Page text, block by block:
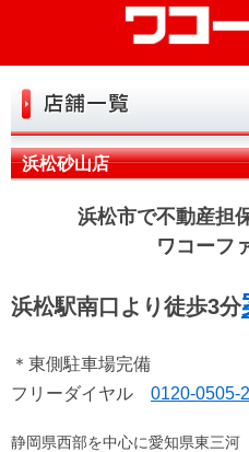
初めての方へ
お申込み
よくある質問
お客さまの声
トップ 会社情報
リンク お問い合せ
浜松砂山店
浜松市で不動産担
ワコーフ
浜松駅南口より徒歩3分
＊東側駐車場完備
フリーダイヤル 0120-0505-
静岡県西部を中心に愛知県東三河